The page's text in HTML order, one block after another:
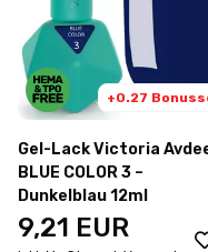
+0.27
Gel-Lack Victoria
BLUE COLOR 3 –
Dunkelblau 12ml
9,21 EUR